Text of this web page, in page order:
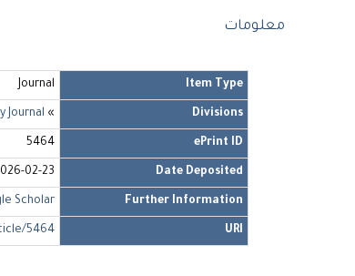
معلومات
Item Type
Journal
Divisions
»
Journal
ePrint ID
5464
Date Deposited
02-23
Further Information
Scholar
URI
5464